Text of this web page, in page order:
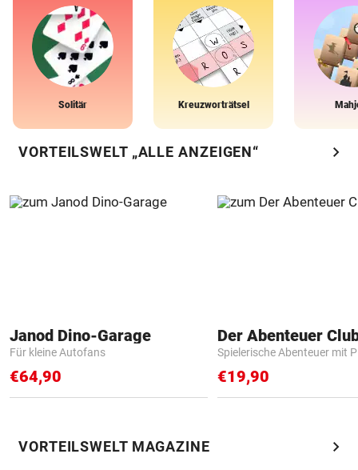
Solitär Kreuzworträtsel
VORTEILSWELT „ALLE ANZEIGEN“ chevron_right
Janod Dino-Garage
Für kleine Autofans
€64,90
Der Abenteuer
Spielerische Abenteuer mit
€19,90
VORTEILSWELT MAGAZINE chevron_right